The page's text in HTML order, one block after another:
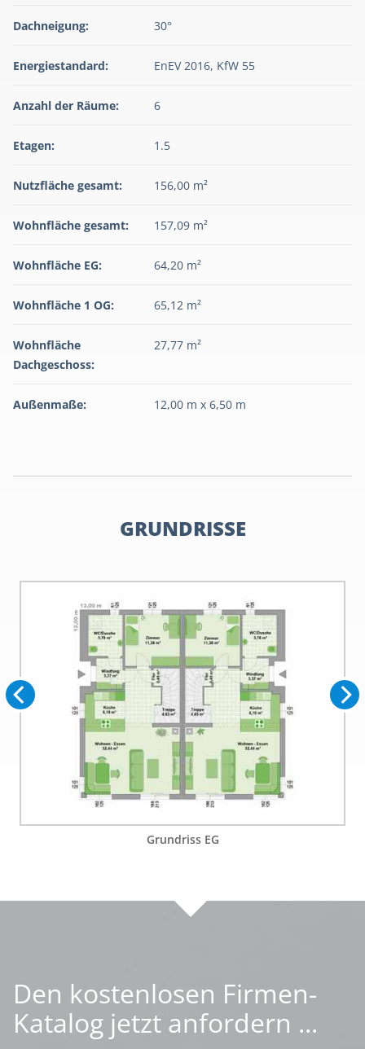
Dachneigung: 30°
Energiestandard: EnEV 2016, KfW 55
Anzahl der Räume: 6
Etagen: 1.5
Nutzfläche gesamt: 156,00 m²
Wohnfläche gesamt: 157,09 m²
Wohnfläche EG: 64,20 m²
Wohnfläche 1 OG: 65,12 m²
Wohnfläche
Dachgeschoss:
27,77 m²
Außenmaße: 12,00 m x 6,50 m
GRUNDRISSE
Grundriss EG
Den kostenlosen Firmen-
Katalog jetzt anfordern ...